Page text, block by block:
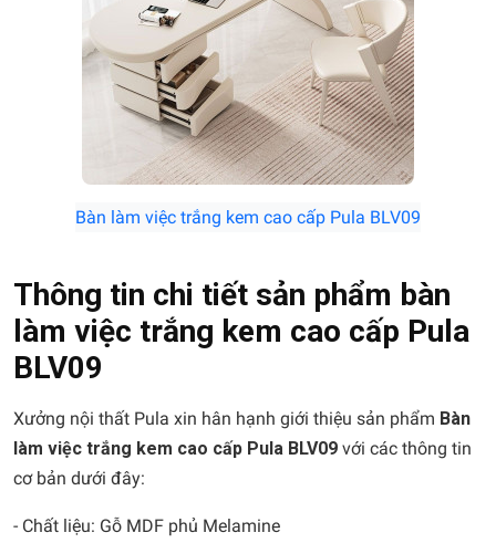
Bàn làm việc trắng kem cao cấp Pula BLV09
Thông tin chi tiết sản phẩm bàn
làm việc trắng kem cao cấp Pula
BLV09
Xưởng nội thất Pula xin hân hạnh giới thiệu sản phẩm Bàn
làm việc trắng kem cao cấp Pula BLV09 với các thông tin
cơ bản dưới đây:
- Chất liệu: Gỗ MDF phủ Melamine